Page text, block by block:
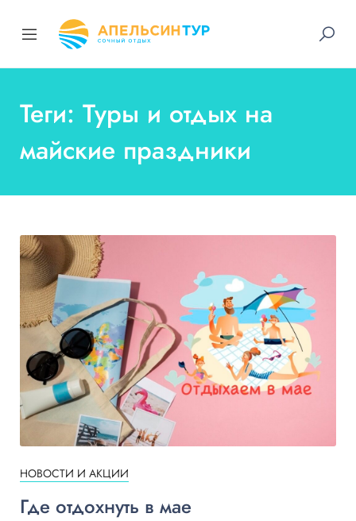
Теги: Туры и отдых на
майские праздники
НОВОСТИ И АКЦИИ
Где отдохнуть в мае